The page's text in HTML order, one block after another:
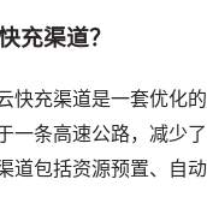
充渠道？
快充渠道是一套优化
一条高速公路，减少
道包括资源预置、自